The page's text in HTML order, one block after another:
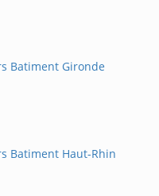
Batiment Gironde
Batiment Haut-Rhin